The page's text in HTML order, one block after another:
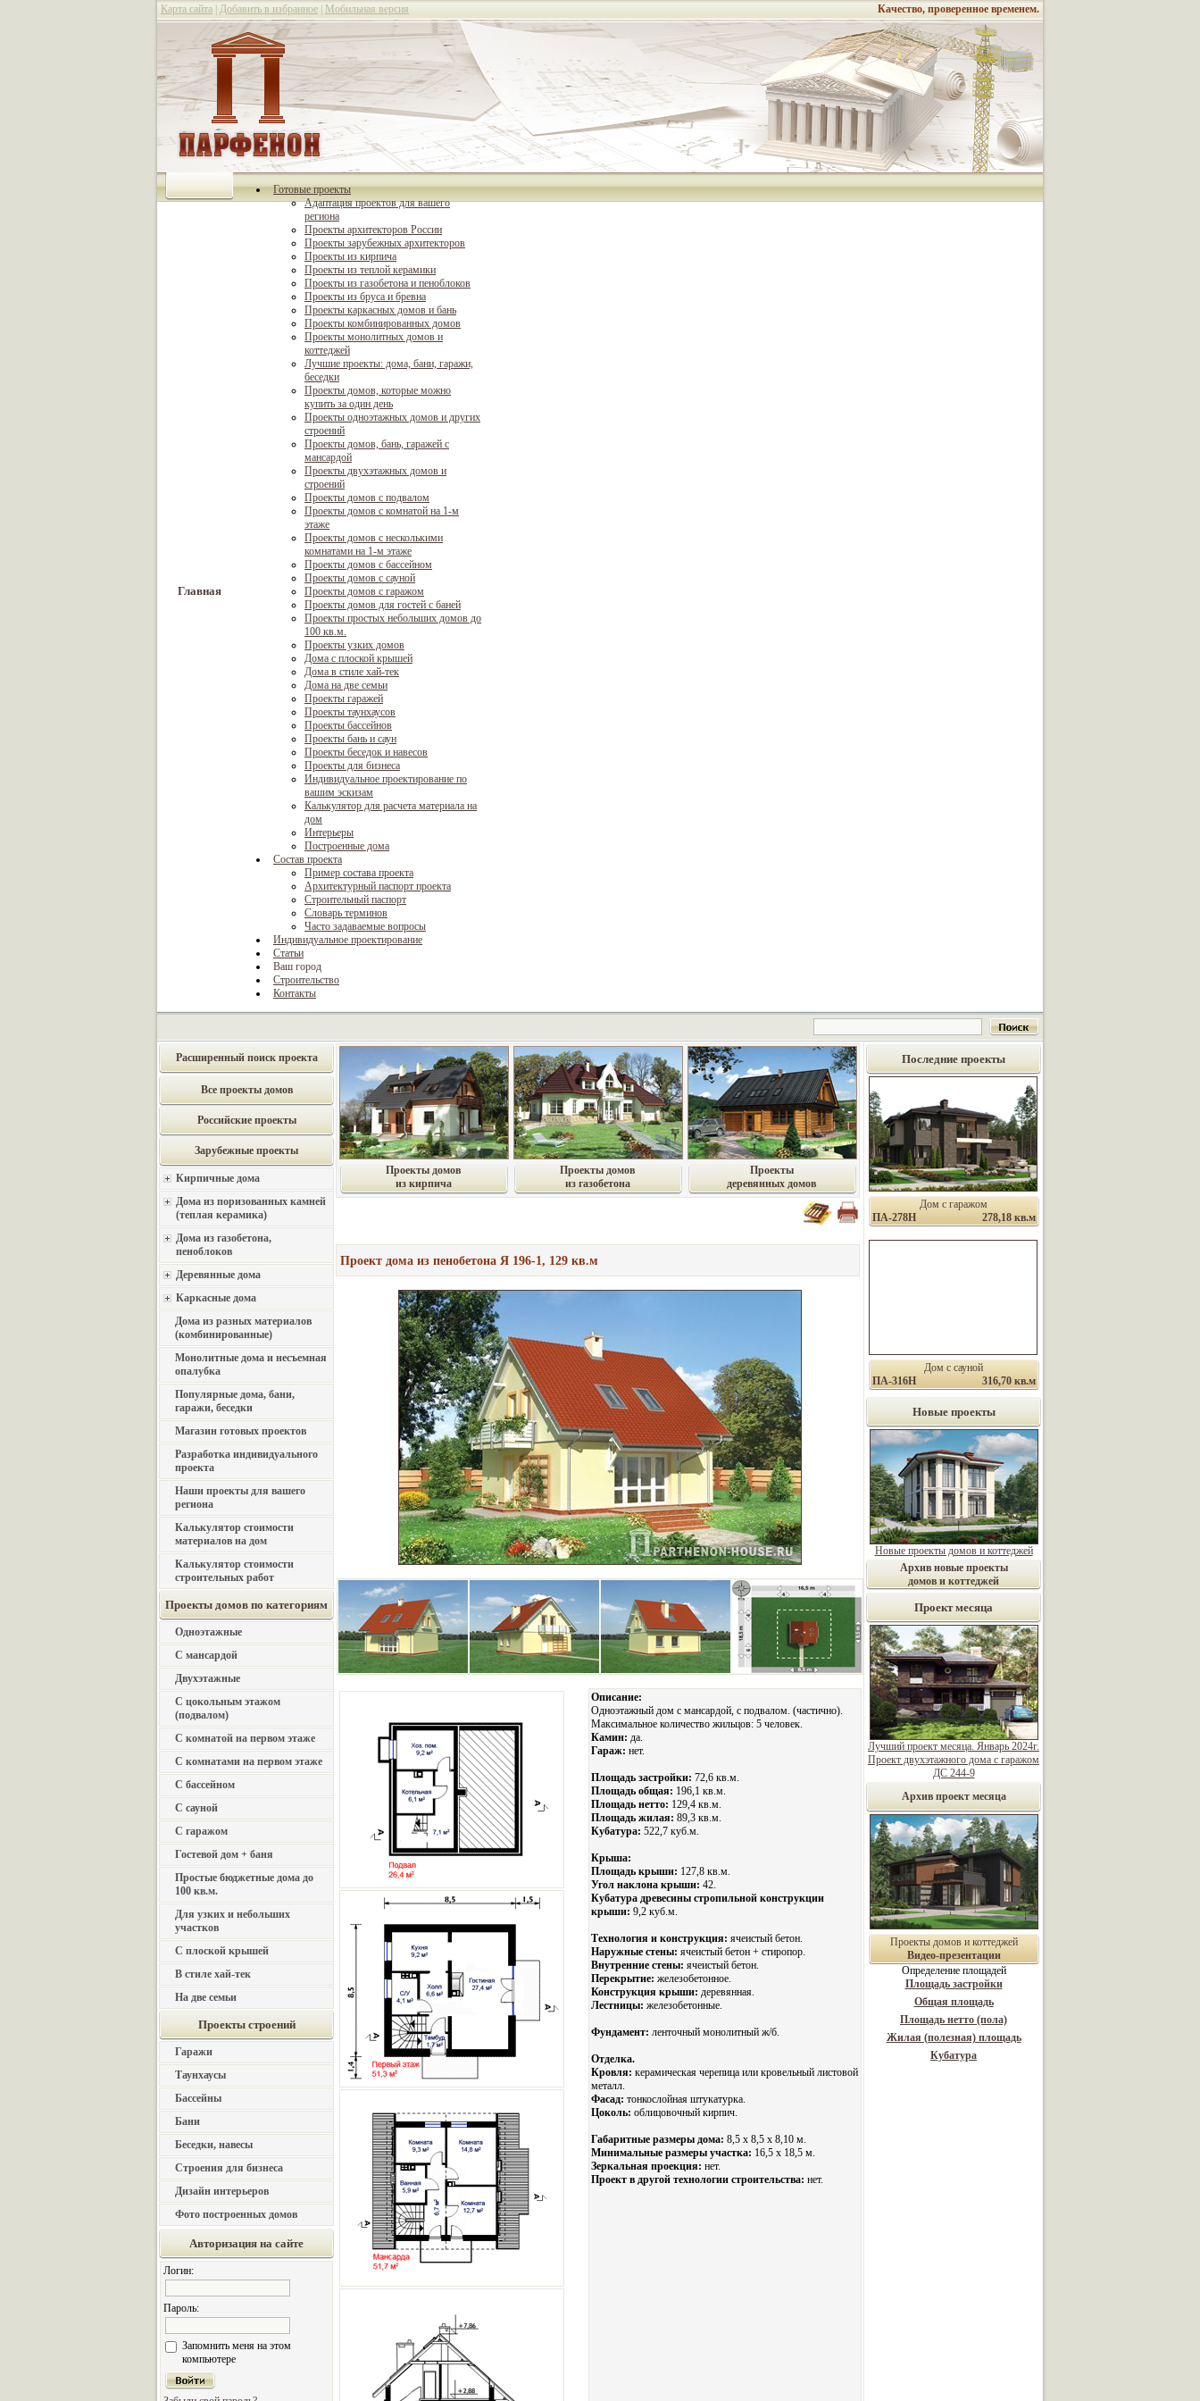
Карта сайта Добавить в избранное Мобильная версия Качество, проверенное временем.
Главная
Готовые проекты
Адаптация проектов для вашего
региона
Проекты архитекторов России
Проекты зарубежных архитекторов
Проекты из кирпича
Проекты из теплой керамики
Проекты из газобетона и пеноблоков
Проекты из бруса и бревна
Проекты каркасных домов и бань
Проекты комбинированных домов
Проекты монолитных домов и
коттеджей
Лучшие проекты: дома, бани, гаражи,
беседки
Проекты домов, которые можно
купить за один день
Проекты одноэтажных домов и других
строений
Проекты домов, бань, гаражей с
мансардой
Проекты двухэтажных домов и
строений
Проекты домов с подвалом
Проекты домов с комнатой на 1-м
этаже
Проекты домов с несколькими
комнатами на 1-м этаже
Проекты домов с бассейном
Проекты домов с сауной
Проекты домов с гаражом
Проекты домов для гостей с баней
Проекты простых небольших домов до
100 кв.м.
Проекты узких домов
Дома с плоской крышей
Дома в стиле хай-тек
Дома на две семьи
Проекты гаражей
Проекты таунхаусов
Проекты бассейнов
Проекты бань и саун
Проекты беседок и навесов
Проекты для бизнеса
Индивидуальное проектирование по
вашим эскизам
Калькулятор для расчета материала на
дом
Интерьеры
Построенные дома
Состав проекта
Пример состава проекта
Архитектурный паспорт проекта
Строительный паспорт
Словарь терминов
Часто задаваемые вопросы
Индивидуальное проектирование
Статьи
Ваш город
Строительство
Контакты
Расширенный поиск проекта
Все проекты домов
Российские проекты
Зарубежные проекты
Кирпичные дома
Дома из поризованных камней
(теплая керамика)
Дома из газобетона,
пеноблоков
Деревянные дома
Каркасные дома
Дома из разных материалов
(комбинированные)
Монолитные дома и несъемная
опалубка
Популярные дома, бани,
гаражи, беседки
Магазин готовых проектов
Разработка индивидуального
проекта
Наши проекты для вашего
региона
Калькулятор стоимости
материалов на дом
Калькулятор стоимости
строительных работ
Проекты домов по категориям
Одноэтажные
С мансардой
Двухэтажные
С цокольным этажом
(подвалом)
С комнатой на первом этаже
С комнатами на первом этаже
С бассейном
С сауной
С гаражом
Гостевой дом + баня
Простые бюджетные дома до
100 кв.м.
Для узких и небольших
участков
С плоской крышей
В стиле хай-тек
На две семьи
Проекты строений
Гаражи
Таунхаусы
Бассейны
Бани
Беседки, навесы
Строения для бизнеса
Дизайн интерьеров
Фото построенных домов
Авторизация на сайте
Логин:
Пароль:
Запомнить меня на этом
компьютере
Проекты домов
из кирпича
Проекты домов
из газобетона
Проекты
деревянных домов
Проект дома из пенобетона Я 196-1, 129 кв.м
Описание:
Одноэтажный дом с мансардой, с подвалом. (частично).
Максимальное количество жильцов: 5 человек.
Камин: да.
Гараж: нет.
Площадь застройки: 72,6 кв.м.
Площадь общая: 196,1 кв.м.
Площадь нетто: 129,4 кв.м.
Площадь жилая: 89,3 кв.м.
Кубатура: 522,7 куб.м.
Крыша:
Площадь крыши: 127,8 кв.м.
Угол наклона крыши: 42.
Кубатура древесины стропильной конструкции
крыши: 9,2 куб.м.
Технология и конструкция: ячеистый бетон.
Наружные стены: ячеистый бетон + стиропор.
Внутренние стены: ячеистый бетон.
Перекрытие: железобетонное.
Конструкция крыши: деревянная.
Лестницы: железобетонные.
Фундамент: ленточный монолитный ж/б.
Отделка.
Кровля: керамическая черепица или кровельный листовой
металл.
Фасад: тонкослойная штукатурка.
Цоколь: облицовочный кирпич.
Габаритные размеры дома: 8,5 х 8,5 х 8,10 м.
Минимальные размеры участка: 16,5 x 18,5 м.
Зеркальная проекция: нет.
Проект в другой технологии строительства: нет.
Последние проекты
Дом с гаражом
ПА-278Н
278,18 кв.м
Дом с сауной
ПА-316Н
316,70 кв.м
Новые проекты
Новые проекты домов и коттеджей
Архив новые проекты
домов и коттеджей
Проект месяца
Лучший проект месяца. Январь 2024г.
Проект двухэтажного дома с гаражом
ДС 244-9
Архив проект месяца
Проекты домов и коттеджей
Видео-презентации
Определение площадей
Площадь застройки
Общая площадь
Площадь нетто (пола)
Жилая (полезная) площадь
Кубатура